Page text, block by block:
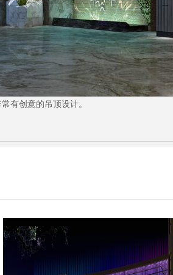
有创意的吊顶设计。